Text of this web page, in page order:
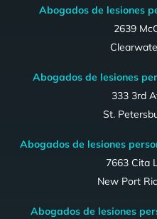
Abogados de lesiones
2639
Abogados de lesiones
333 3rd
St.
Abogados de lesiones
7663 Cita
New Port
Abogados de lesiones